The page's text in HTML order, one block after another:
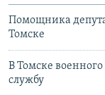
Помощника
Томске
В Томске военного
службу